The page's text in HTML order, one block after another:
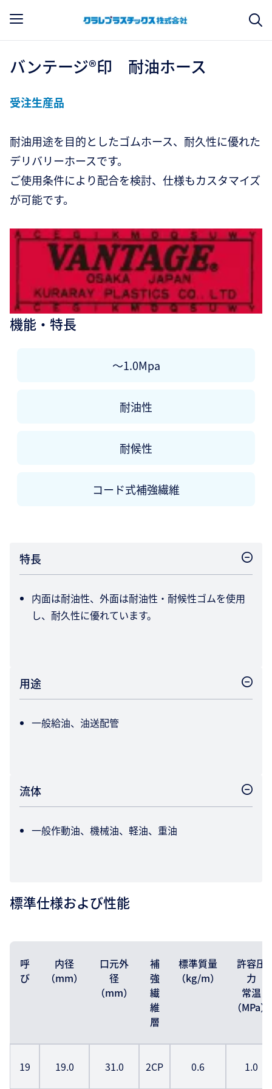
バンテージ®印 耐油ホース
受注生産品
耐油用途を目的としたゴムホース、耐久性に優れた
デリバリーホースです。
ご使用条件により配合を検討、仕様もカスタマイズ
が可能です。
機能・特長
～1.0Mpa
耐油性
耐候性
コード式補強繊維
特長
内面は耐油性、外面は耐油性・耐候性ゴムを使用
し、耐久性に優れています。
用途
一般給油、油送配管
流体
一般作動油、機械油、軽油、重油
標準仕様および性能
呼
び
内径
（mm）
口元外
径
（mm）
補
強
繊
維
層
標準質量
（kg/m）
許容圧
力
常温
（MPa）
19 19.0 31.0 2CP 0.6 1.0